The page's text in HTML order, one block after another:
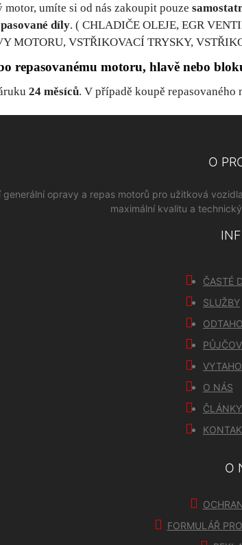
umíte si od nás zakoupit pouze
díly. ( CHLADIČE OLEJE, EGR
MOTORU, VSTŘIKOVACÍ TRYSKY,
repasovanému motoru, hlavě nebo
24 měsíců. V případě koupě
O
generální opravy a repas motorů pro užitková
maximální kvalitu a
ČASTÉ
SLUŽBY
O NÁS
ČLÁNKY
O
FORMULÁŘ